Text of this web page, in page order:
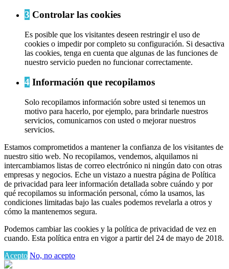
3 Controlar las cookies
Es posible que los visitantes deseen restringir el uso de
cookies o impedir por completo su configuración. Si desactiva
las cookies, tenga en cuenta que algunas de las funciones de
nuestro servicio pueden no funcionar correctamente.
4 Información que recopilamos
Solo recopilamos información sobre usted si tenemos un
motivo para hacerlo, por ejemplo, para brindarle nuestros
servicios, comunicarnos con usted o mejorar nuestros
servicios.
Estamos comprometidos a mantener la confianza de los visitantes de
nuestro sitio web. No recopilamos, vendemos, alquilamos ni
intercambiamos listas de correo electrónico ni ningún dato con otras
empresas y negocios. Eche un vistazo a nuestra página de Política
de privacidad para leer información detallada sobre cuándo y por
qué recopilamos su información personal, cómo la usamos, las
condiciones limitadas bajo las cuales podemos revelarla a otros y
cómo la mantenemos segura.
Podemos cambiar las cookies y la política de privacidad de vez en
cuando. Esta política entra en vigor a partir del 24 de mayo de 2018.
Acepto No, no acepto